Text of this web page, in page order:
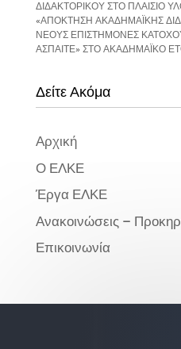
ΔΙΔΑΚΤΟΡΙΚΟΥ ΣΤΟ ΠΛΑΙΣΙΟ
«ΑΠΟΚΤΗΣΗ ΑΚΑΔΗΜΑΪΚΗΣ
ΝΕΟΥΣ ΕΠΙΣΤΗΜΟΝΕΣ
ΑΣΠΑΙΤΕ» ΣΤΟ ΑΚΑΔΗΜΑΪΚΟ
Δείτε Ακόμα
Αρχική
Ο ΕΛΚΕ
Έργα ΕΛΚΕ
Ανακοινώσεις –
Επικοινωνία